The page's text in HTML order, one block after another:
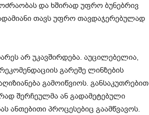
და ხშირად უფრო ბუნებრივ
თავს უფრო თავდაჯერებულად
არ უკავშირდება. აუცილებელია,
გარეშე ლინზების
გამოიწვიოს. განსაკუთრებით
შერჩეულმა ან გადამეტებული
ანთებითი პროცესებიც გაამწვავოს.